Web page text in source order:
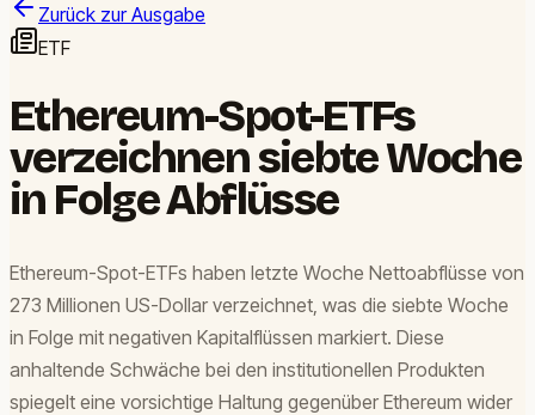
Zurück zur Ausgabe
ETF
Ethereum-Spot-ETFs
verzeichnen siebte Woche
in Folge Abflüsse
Ethereum-Spot-ETFs haben letzte Woche Nettoabflüsse von
273 Millionen US-Dollar verzeichnet, was die siebte Woche
in Folge mit negativen Kapitalflüssen markiert. Diese
anhaltende Schwäche bei den institutionellen Produkten
spiegelt eine vorsichtige Haltung gegenüber Ethereum wider